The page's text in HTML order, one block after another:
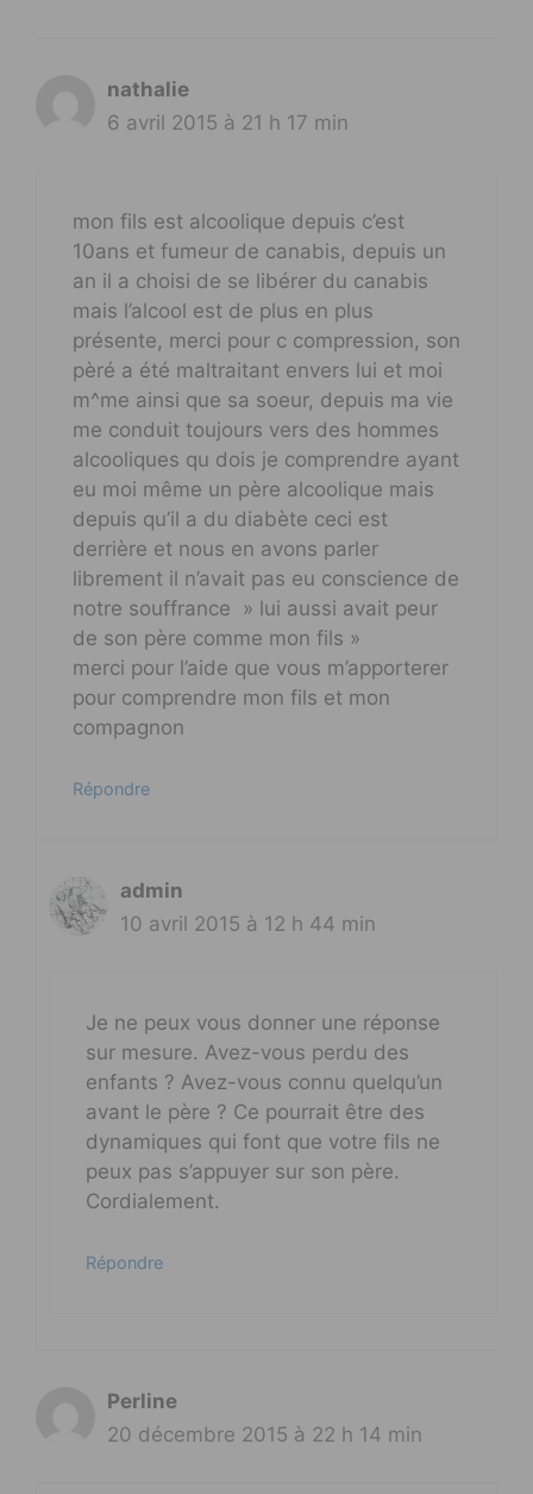
nathalie
6 avril 2015 à 21 h 17 min
mon fils est alcoolique depuis c’est
10ans et fumeur de canabis, depuis un
an il a choisi de se libérer du canabis
mais l’alcool est de plus en plus
présente, merci pour c compression, son
pèré a été maltraitant envers lui et moi
m^me ainsi que sa soeur, depuis ma vie
me conduit toujours vers des hommes
alcooliques qu dois je comprendre ayant
eu moi même un père alcoolique mais
depuis qu’il a du diabète ceci est
derrière et nous en avons parler
librement il n’avait pas eu conscience de
notre souffrance » lui aussi avait peur
de son père comme mon fils »
merci pour l’aide que vous m’apporterer
pour comprendre mon fils et mon
compagnon
Répondre
admin
10 avril 2015 à 12 h 44 min
Je ne peux vous donner une réponse
sur mesure. Avez-vous perdu des
enfants ? Avez-vous connu quelqu’un
avant le père ? Ce pourrait être des
dynamiques qui font que votre fils ne
peux pas s’appuyer sur son père.
Cordialement.
Répondre
Perline
20 décembre 2015 à 22 h 14 min